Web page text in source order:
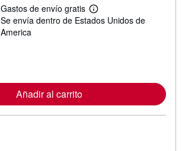
Gastos de envío gratis
M
á
m
Se envía dentro de Estados Unidos de
America
Añadir al carrito